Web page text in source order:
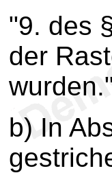
"9. des
der
b) In